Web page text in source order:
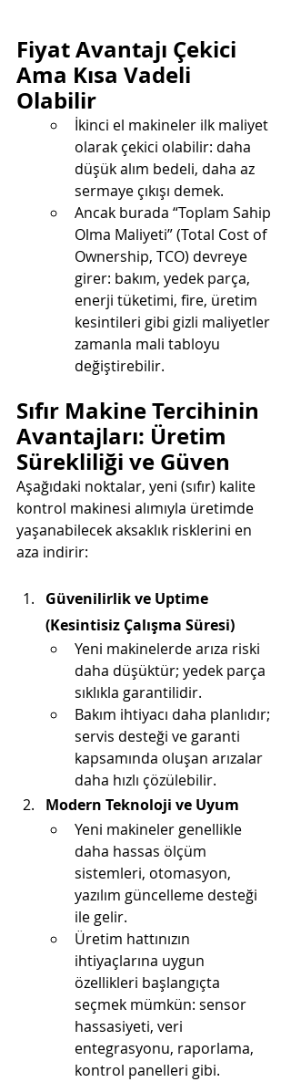
Fiyat Avantajı Çekici
Ama Kısa Vadeli
Olabilir
İkinci el makineler ilk maliyet
olarak çekici olabilir: daha
düşük alım bedeli, daha az
sermaye çıkışı demek.
Ancak burada “Toplam Sahip
Olma Maliyeti” (Total Cost of
Ownership, TCO) devreye
girer: bakım, yedek parça,
enerji tüketimi, fire, üretim
kesintileri gibi gizli maliyetler
zamanla mali tabloyu
değiştirebilir.
Sıfır Makine Tercihinin
Avantajları: Üretim
Sürekliliği ve Güven
Aşağıdaki noktalar, yeni (sıfır) kalite
kontrol makinesi alımıyla üretimde
yaşanabilecek aksaklık risklerini en
aza indirir:
Güvenilirlik ve Uptime
(Kesintisiz Çalışma Süresi)
Yeni makinelerde arıza riski
daha düşüktür; yedek parça
sıklıkla garantilidir.
Bakım ihtiyacı daha planlıdır;
servis desteği ve garanti
kapsamında oluşan arızalar
daha hızlı çözülebilir.
Modern Teknoloji ve Uyum
Yeni makineler genellikle
daha hassas ölçüm
sistemleri, otomasyon,
yazılım güncelleme desteği
ile gelir.
Üretim hattınızın
ihtiyaçlarına uygun
özellikleri başlangıçta
seçmek mümkün: sensor
hassasiyeti, veri
entegrasyonu, raporlama,
kontrol panelleri gibi.